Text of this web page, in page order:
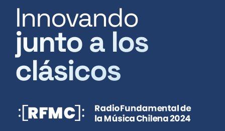
Innovando
junto a los
clásicos